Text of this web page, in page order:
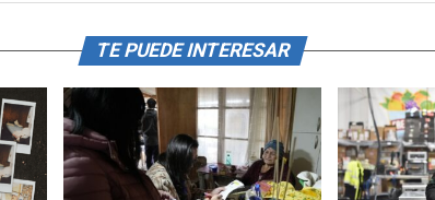
TE PUEDE INTERESAR